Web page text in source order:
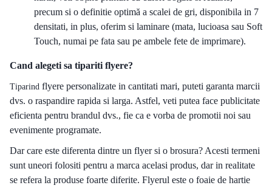
precum si o definitie optimă a scalei de gri, disponibila in 7
densitati, in plus, oferim si laminare (mata, lucioasa sau Soft
Touch, numai pe fata sau pe ambele fete de imprimare).
Cand alegeti sa tipariti flyere?
Tiparind flyere personalizate in cantitati mari, puteti garanta marcii
dvs. o raspandire rapida si larga. Astfel, veti putea face publicitate
eficienta pentru brandul dvs., fie ca e vorba de promotii noi sau
evenimente programate.
Dar care este diferenta dintre un flyer si o brosura? Acesti termeni
sunt uneori folositi pentru a marca acelasi produs, dar in realitate
se refera la produse foarte diferite. Flyerul este o foaie de hartie